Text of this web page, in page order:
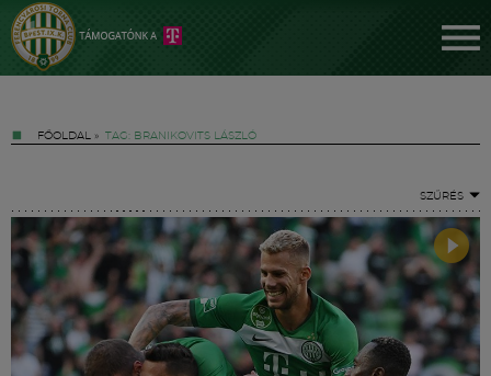
FŐOLDAL » TAG: BRANIKOVITS LÁSZLÓ
SZŰRÉS
Jegyek
FM YouTube +